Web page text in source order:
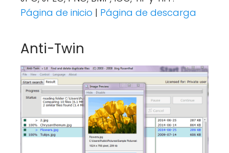
Página de inicio | Página de descarga
Anti-Twin